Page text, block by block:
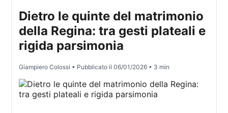
Dietro le quinte del matrimonio
della Regina: tra gesti plateali e
rigida parsimonia
Giampiero Colossi • Pubblicato il06/01/2026 • 3 min